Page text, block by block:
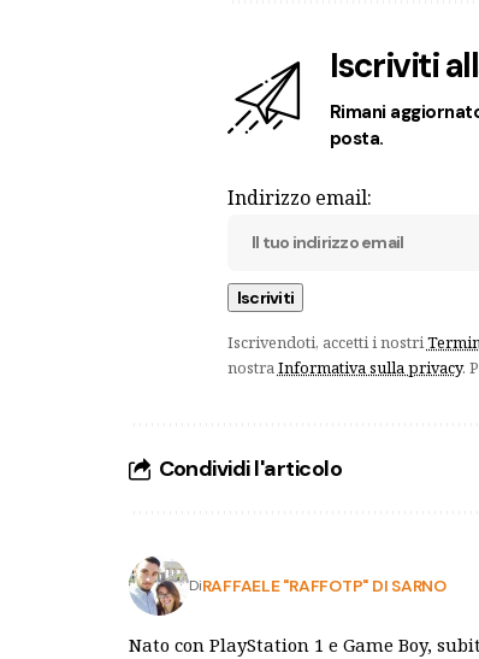
Iscriviti
Rimani
posta.
Indirizzo email:
Iscrivendoti, accetti i nostri
nostraInformativa sulla privacy.
Condividi l'articolo
DiRAFFAELE "RAFFOTP" DI SARNO
Nato con PlayStation 1 e Game Boy,